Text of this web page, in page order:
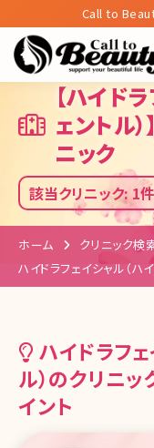
Call to
【ハイド
ェントル
ニック
該当クリニック: 1件
ホーム クリニック検
ハイドラフェイシャル（ハ
ハイドラフ
ル）のクリニ
イント